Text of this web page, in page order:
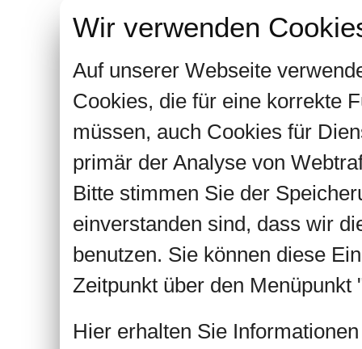
Wir verwenden
Auf unserer Webseite
Cookies, die für eine korrekte
müssen, auch Cookies für
primär der Analyse von
Bitte stimmen Sie der
einverstanden sind, dass wir
benutzen. Sie können diese
Zeitpunkt über den Menüpunkt
Hier erhalten Sie